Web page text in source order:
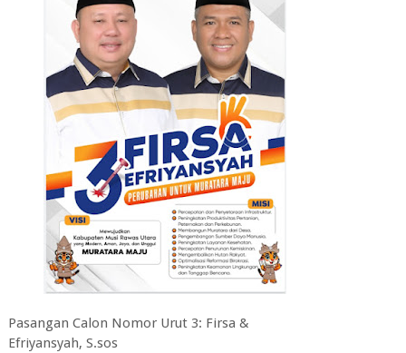
Pasangan Calon Nomor Urut 3: Firsa &
Efriyansyah, S.sos